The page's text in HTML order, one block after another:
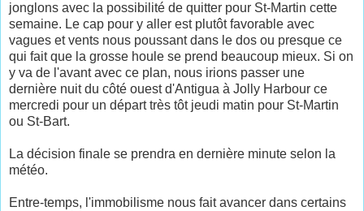
jonglons avec la possibilité de quitter pour St-Martin cette
semaine. Le cap pour y aller est plutôt favorable avec
vagues et vents nous poussant dans le dos ou presque ce
qui fait que la grosse houle se prend beaucoup mieux. Si on
y va de l'avant avec ce plan, nous irions passer une
dernière nuit du côté ouest d'Antigua à Jolly Harbour ce
mercredi pour un départ très tôt jeudi matin pour St-Martin
ou St-Bart.
La décision finale se prendra en dernière minute selon la
météo.
Entre-temps, l'immobilisme nous fait avancer dans certains